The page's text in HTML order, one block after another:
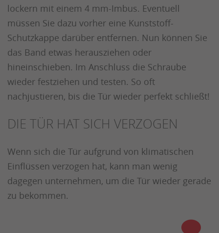
lockern mit einem 4 mm-Imbus. Eventuell
müssen Sie dazu vorher eine Kunststoff-
Schutzkappe darüber entfernen. Nun können Sie
das Band etwas herausziehen oder
hineinschieben. Im Anschluss die Schraube
wieder festziehen und testen. So oft
nachjustieren, bis die Tür wieder perfekt schließt!
DIE TÜR HAT SICH VERZOGEN
Wenn sich die Tür aufgrund von klimatischen
Einflüssen verzogen hat, kann man wenig
dagegen unternehmen, um die Tür wieder gerade
zu bekommen.